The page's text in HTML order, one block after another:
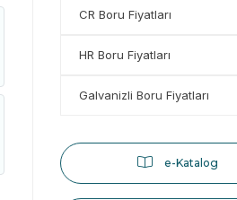
CR Boru Fiyatları
HR Boru Fiyatları
Galvanizli Boru Fiyatları
e-Katalog